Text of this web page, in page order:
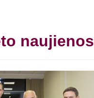
naujienos